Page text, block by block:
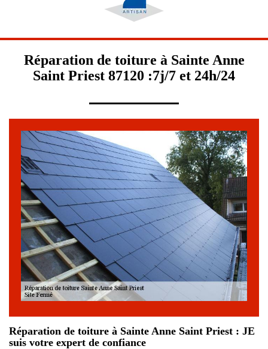
Réparation de toiture à Sainte Anne
Saint Priest 87120 :7j/7 et 24h/24
Réparation de toiture à Sainte Anne Saint Priest : JE
suis votre expert de confiance